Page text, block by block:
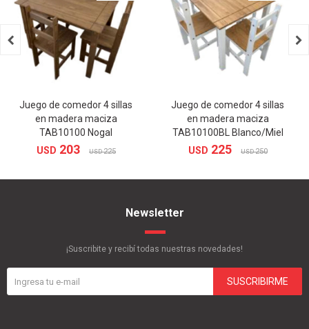
Juego de comedor 4 sillas
en madera maciza
TAB10100 Nogal
USD 203 USD 225
Juego de comedor 4 sillas
en madera maciza
TAB10100BL Blanco/Miel
USD 225 USD 250
 
Newsletter
¡Suscribite y recibí todas nuestras novedades!
SUSCRIBIRME